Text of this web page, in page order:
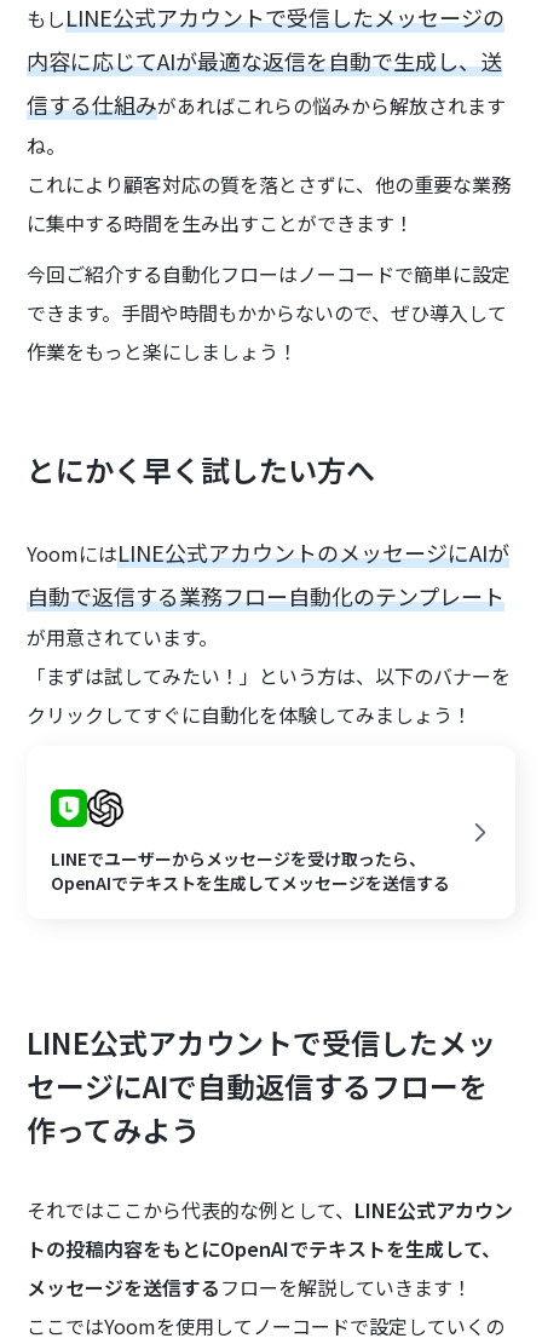
もしLINE公式アカウントで受信したメッセージの
内容に応じてAIが最適な返信を自動で生成し、送
信する仕組みがあればこれらの悩みから解放されます
ね。
これにより顧客対応の質を落とさずに、他の重要な業務
に集中する時間を生み出すことができます！
今回ご紹介する自動化フローはノーコードで簡単に設定
できます。手間や時間もかからないので、ぜひ導入して
作業をもっと楽にしましょう！
とにかく早く試したい方へ
YoomにはLINE公式アカウントのメッセージにAIが
自動で返信する業務フロー自動化のテンプレート
が用意されています。
「まずは試してみたい！」という方は、以下のバナーを
クリックしてすぐに自動化を体験してみましょう！
LINEでユーザーからメッセージを受け取ったら、
OpenAIでテキストを生成してメッセージを送信する
LINE公式アカウントで受信したメッ
セージにAIで自動返信するフローを
作ってみよう
それではここから代表的な例として、 LINE公式アカウン
トの投稿内容をもとにOpenAIでテキストを生成して、
メッセージを送信するフローを解説していきます！
ここではYoomを使用してノーコードで設定していくの